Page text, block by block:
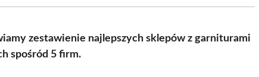
(Twitter)
zestawienie najlepszych sklepów z garniturami
spośród 5 firm.